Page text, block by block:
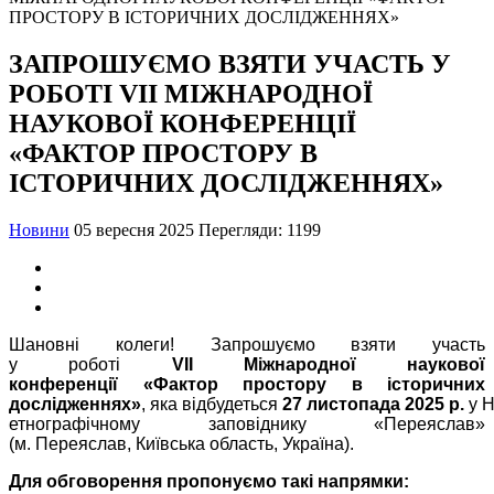
ЗАПРОШУЄМО ВЗЯТИ УЧАСТЬ У
РОБОТІ VІI МІЖНАРОДНОЇ
НАУКОВОЇ КОНФЕРЕНЦІЇ
«ФАКТОР ПРОСТОРУ В
ІСТОРИЧНИХ ДОСЛІДЖЕННЯХ»
Новини 05 вересня 2025 Перегляди: 1199
Шановні колеги! Запрошуємо взяти участь
у роботі VІ
Міжнародної наукової
конференції
«Фактор простору в історичних
дослідженнях», яка відбудеться 27 листопада 2025 р. у
етнографічному заповіднику «Переяслав»
(м. Переяслав, Київська область, Україна).
Для обговорення пропонуємо такі напрямки: